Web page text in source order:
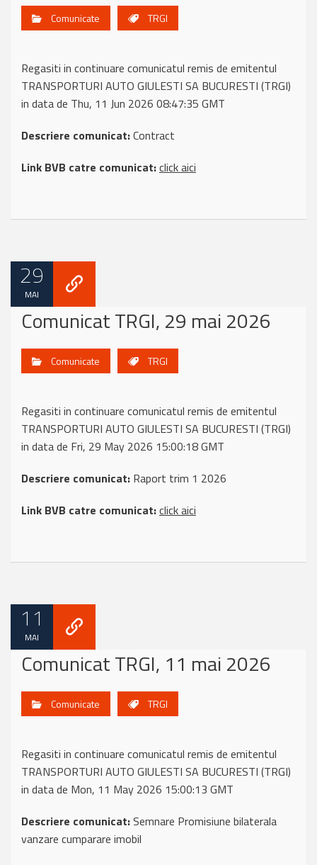
Comunicate TRGI
Regasiti in continuare comunicatul remis de emitentul
TRANSPORTURI AUTO GIULESTI SA BUCURESTI (TRGI)
in data de Thu, 11 Jun 2026 08:47:35 GMT
Descriere comunicat:Contract
Link BVB catre comunicat:click aici
29
MAI
Comunicat TRGI, 29 mai 2026
Comunicate TRGI
Regasiti in continuare comunicatul remis de emitentul
TRANSPORTURI AUTO GIULESTI SA BUCURESTI (TRGI)
in data de Fri, 29 May 2026 15:00:18 GMT
Descriere comunicat: Raport trim 1 2026
Link BVB catre comunicat:click aici
11
MAI
Comunicat TRGI, 11 mai 2026
Comunicate TRGI
Regasiti in continuare comunicatul remis de emitentul
TRANSPORTURI AUTO GIULESTI SA BUCURESTI (TRGI)
in data de Mon, 11 May 2026 15:00:13 GMT
Descriere comunicat:Semnare Promisiune bilaterala
vanzare cumparare imobil